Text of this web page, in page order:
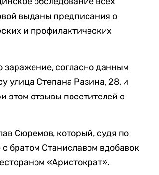
выданы предписания о
и профилактических
заражение, согласно данным
улица Степана Разина, 28, и
этом отзывы посетителей о
Сюремов, который, судя по
братом Станиславом вдобавок
«Аристократ».